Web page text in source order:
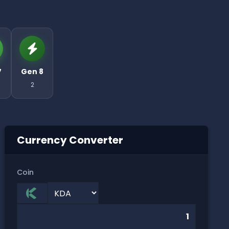
Gen 8
2
Currency Converter
Coin